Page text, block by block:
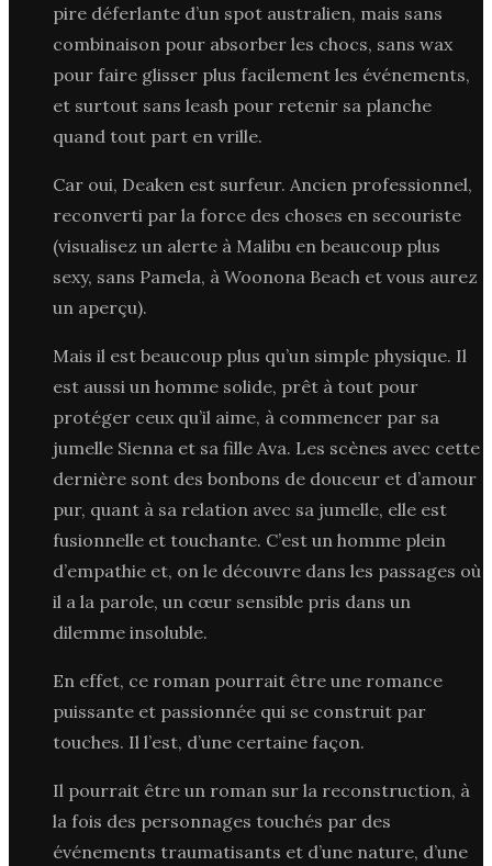
pire déferlante d’un spot australien, mais sans
combinaison pour absorber les chocs, sans wax
pour faire glisser plus facilement les événements,
et surtout sans leash pour retenir sa planche
quand tout part en vrille.
Car oui, Deaken est surfeur. Ancien professionnel,
reconverti par la force des choses en secouriste
(visualisez un alerte à Malibu en beaucoup plus
sexy, sans Pamela, à Woonona Beach et vous aurez
un aperçu).
Mais il est beaucoup plus qu’un simple physique. Il
est aussi un homme solide, prêt à tout pour
protéger ceux qu’il aime, à commencer par sa
jumelle Sienna et sa fille Ava. Les scènes avec cette
dernière sont des bonbons de douceur et d’amour
pur, quant à sa relation avec sa jumelle, elle est
fusionnelle et touchante. C’est un homme plein
d’empathie et, on le découvre dans les passages où
il a la parole, un cœur sensible pris dans un
dilemme insoluble.
En effet, ce roman pourrait être une romance
puissante et passionnée qui se construit par
touches. Il l’est, d’une certaine façon.
Il pourrait être un roman sur la reconstruction, à
la fois des personnages touchés par des
événements traumatisants et d’une nature, d’une